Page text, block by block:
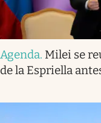
Agenda. Milei se
de la Espriella